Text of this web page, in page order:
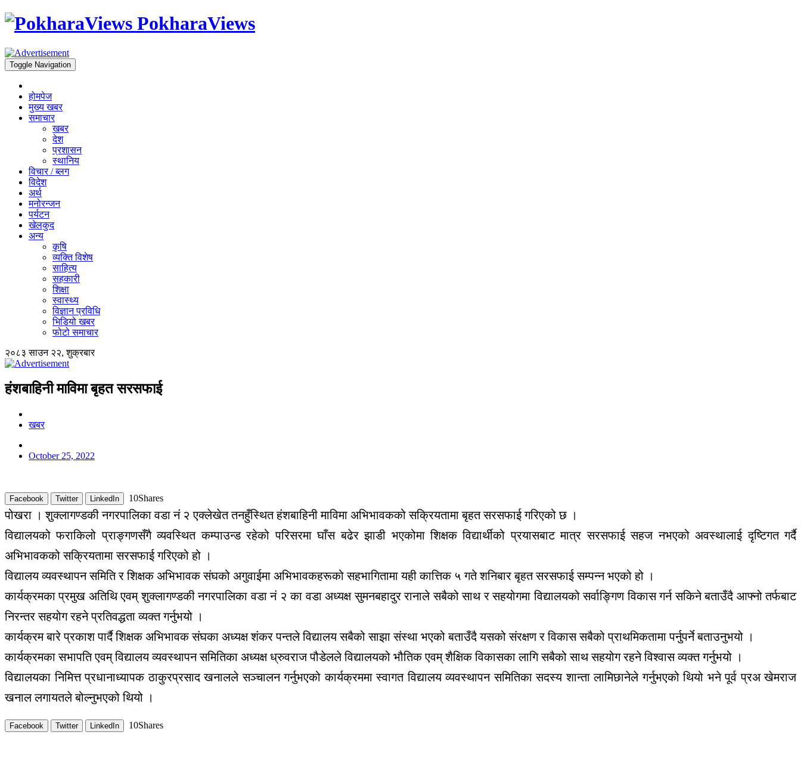
PokharaViews
Toggle Navigation
होमपेज
मुख्य खबर
समाचार
खबर
देश
प्रशासन
स्थानिय
विचार / ब्लग
विदेश
अर्थ
मनोरन्जन
पर्यटन
खेलकुद
अन्य
कृषि
व्यक्ति विशेष
साहित्य
सहकारी
शिक्षा
स्वास्थ्य
विज्ञान प्रविधि
भिडियो खबर
फोटो समाचार
२०८३ साउन २२, शुक्रबार
हंशबाहिनी माविमा बृहत सरसफाई
खबर
October 25, 2022
Facebook Twitter LinkedIn 10Shares
पोखरा । शुक्लागण्डकी नगरपालिका वडा नं २ एक्लेखेत तनहुँस्थित हंशबाहिनी माविमा अभिभावकको सक्रियतामा बृहत सरसफाई गरिएको छ ।
विद्यालयको फराकिलो प्राङ्गणसँगै व्यवस्थित कम्पाउन्ड रहेको परिसरमा घाँस बढेर झाडी भएकोमा शिक्षक विद्यार्थीको प्रयासबाट मात्र सरसफाई सहज नभएको अवस्थालाई दृष्टिगत गर्दै
अभिभावकको सक्रियतामा सरसफाई गरिएको हो ।
विद्यालय व्यवस्थापन समिति र शिक्षक अभिभावक संघको अगुवाईमा अभिभावकहरूको सहभागितामा यही कात्तिक ५ गते शनिबार बृहत सरसफाई सम्पन्न भएको हो ।
कार्यक्रमका प्रमुख अतिथि एवम् शुक्लागण्डकी नगरपालिका वडा नं २ का वडा अध्यक्ष सुमनबहादुर रानाले सबैको साथ र सहयोगमा विद्यालयको सर्वाङ्गिण विकास गर्न सकिने बताउँदै आफ्नो तर्फबाट
निरन्तर सहयोग रहने प्रतिवद्धता व्यक्त गर्नुभयो ।
कार्यक्रम बारे प्रकाश पार्दै शिक्षक अभिभावक संघका अध्यक्ष शंकर पन्तले विद्यालय सबैको साझा संस्था भएको बताउँदै यसको संरक्षण र विकास सबैको प्राथमिकतामा पर्नुपर्ने बताउनुभयो ।
कार्यक्रमका सभापति एवम् विद्यालय व्यवस्थापन समितिका अध्यक्ष ध्रुवराज पौडेलले विद्यालयको भौतिक एवम् शैक्षिक विकासका लागि सबैको साथ सहयोग रहने विश्वास व्यक्त गर्नुभयो ।
विद्यालयका निमित्त प्रधानाध्यापक ठाकुरप्रसाद खनालले सञ्चालन गर्नुभएको कार्यक्रममा स्वागत विद्यालय व्यवस्थापन समितिका सदस्य शान्ता लामिछानेले गर्नुभएको थियो भने पूर्व प्रअ खेमराज
खनाल लगायतले बोल्नुभएको थियो ।
Facebook Twitter LinkedIn 10Shares